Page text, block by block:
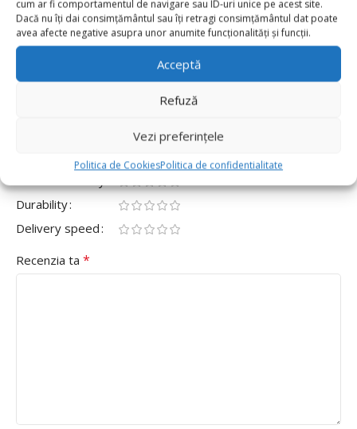
cum ar fi comportamentul de navigare sau ID-uri unice pe acest site.
Dacă nu îți dai consimțământul sau îți retragi consimțământul dat poate
avea afecte negative asupra unor anumite funcționalități și funcții.
Acceptă
Refuză
Vezi preferințele
Politica de CookiesPolitica de confidentialitate
0
0
Fii primul care scrii o recenzie pentru „Set 100
Baloane Latex 30cm Mov Inchis,Dark Purple”
Adresa ta de email nu va fi publicată.
*
Durability
Delivery speed
Recenzia ta *